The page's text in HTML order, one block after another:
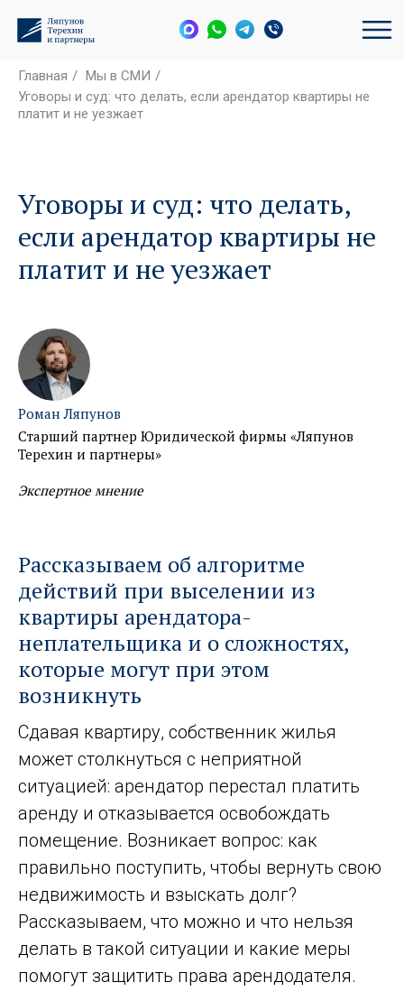
Главная / Мы в СМИ /
Уговоры и суд: что делать, если арендатор квартиры не
платит и не уезжает
Уговоры и суд: что делать,
если арендатор квартиры не
платит и не уезжает
Роман Ляпунов
Старший партнер Юридической фирмы «Ляпунов
Терехин и партнеры»
Экспертное мнение
Рассказываем об алгоритме
действий при выселении из
квартиры арендатора-
неплательщика и о сложностях,
которые могут при этом
возникнуть
Сдавая квартиру, собственник жилья
может столкнуться с неприятной
ситуацией: арендатор перестал платить
аренду и отказывается освобождать
помещение. Возникает вопрос: как
правильно поступить, чтобы вернуть свою
недвижимость и взыскать долг?
Рассказываем, что можно и что нельзя
делать в такой ситуации и какие меры
помогут защитить права арендодателя.